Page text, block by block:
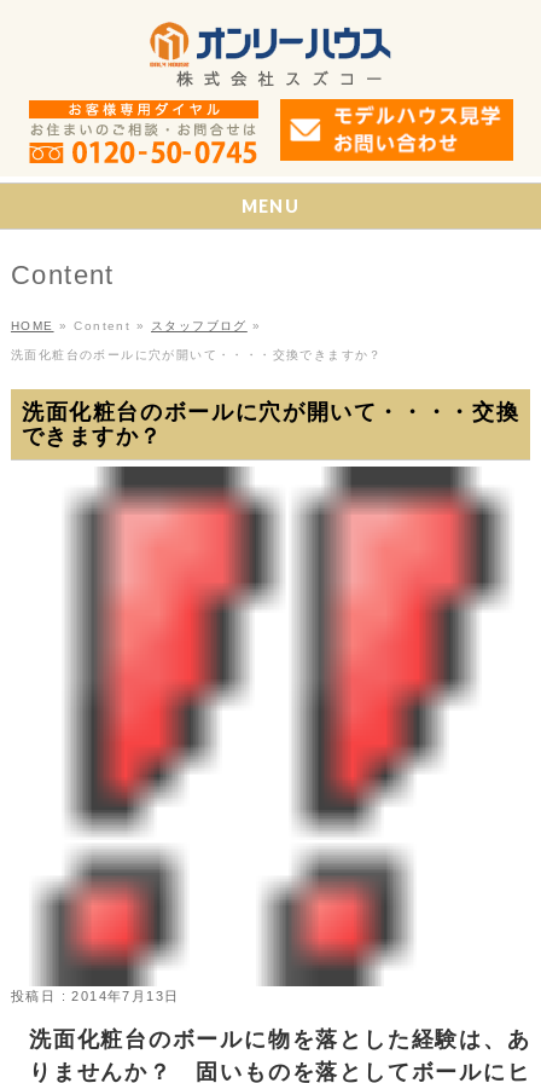
MENU
Content
HOME » Content » スタッフブログ »
洗面化粧台のボールに穴が開いて・・・・交換できますか？
洗面化粧台のボールに穴が開いて・・・・交換
できますか？
投稿日 : 2014年7月13日
洗面化粧台のボールに物を落とした経験は、あ
りませんか？ 固いものを落としてボールにヒ